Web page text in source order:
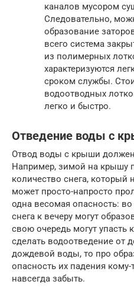
каналов мусором
Следовательно,
образование
всего система
из полимерных
характеризуются
сроком службы.
водоотводных
легко и быстро.
Отведение воды с
Отвод воды с крыши
Например, зимой на крышу
количество снега, который
может просто-напросто
одна весомая опасность:
снега к вечеру могут
свою очередь могут упасть
сделать водоотведение от
дождевой воды, то про
опасность их падения
навсегда забыть.